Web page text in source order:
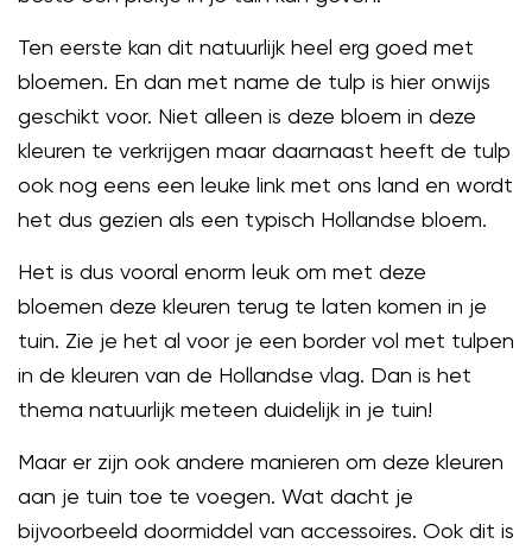
Ten eerste kan dit natuurlijk heel erg goed met
bloemen. En dan met name de tulp is hier onwijs
geschikt voor. Niet alleen is deze bloem in deze
kleuren te verkrijgen maar daarnaast heeft de tulp
ook nog eens een leuke link met ons land en wordt
het dus gezien als een typisch Hollandse bloem.
Het is dus vooral enorm leuk om met deze
bloemen deze kleuren terug te laten komen in je
tuin. Zie je het al voor je een border vol met tulpen
in de kleuren van de Hollandse vlag. Dan is het
thema natuurlijk meteen duidelijk in je tuin!
Maar er zijn ook andere manieren om deze kleuren
aan je tuin toe te voegen. Wat dacht je
bijvoorbeeld doormiddel van accessoires. Ook dit is